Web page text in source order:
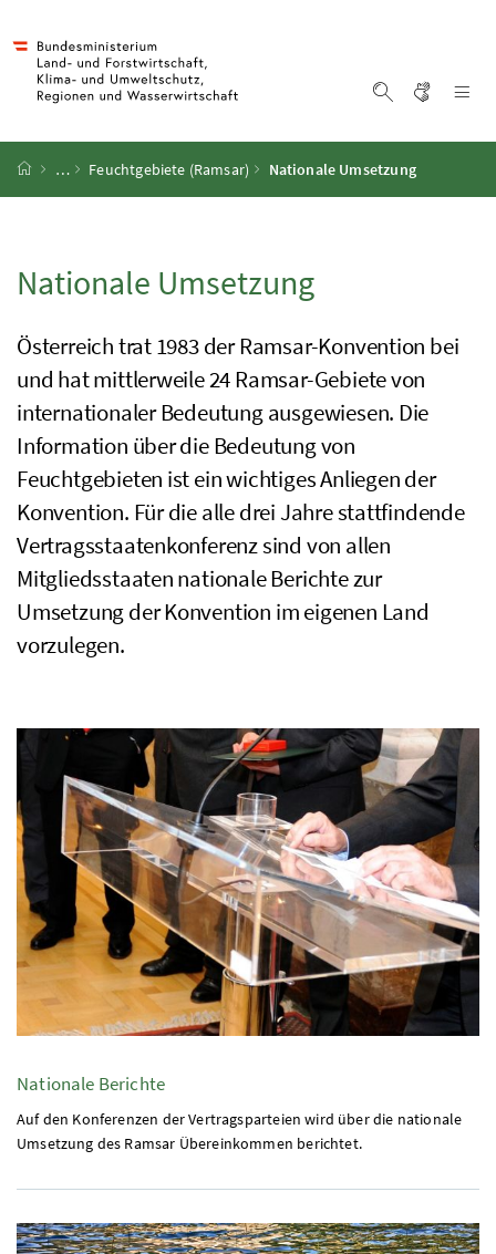
Startseite
… Feuchtgebiete (Ramsar) Nationale Umsetzung
Nationale Umsetzung
Österreich trat 1983 der Ramsar-Konvention bei
und hat mittlerweile 24 Ramsar-Gebiete von
internationaler Bedeutung ausgewiesen. Die
Information über die Bedeutung von
Feuchtgebieten ist ein wichtiges Anliegen der
Konvention. Für die alle drei Jahre stattfindende
Vertragsstaatenkonferenz sind von allen
Mitgliedsstaaten nationale Berichte zur
Umsetzung der Konvention im eigenen Land
vorzulegen.
Nationale Berichte
Auf den Konferenzen der Vertragsparteien wird über die nationale
Umsetzung des Ramsar Übereinkommen berichtet.